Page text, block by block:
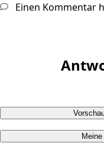
Einen Kommentar